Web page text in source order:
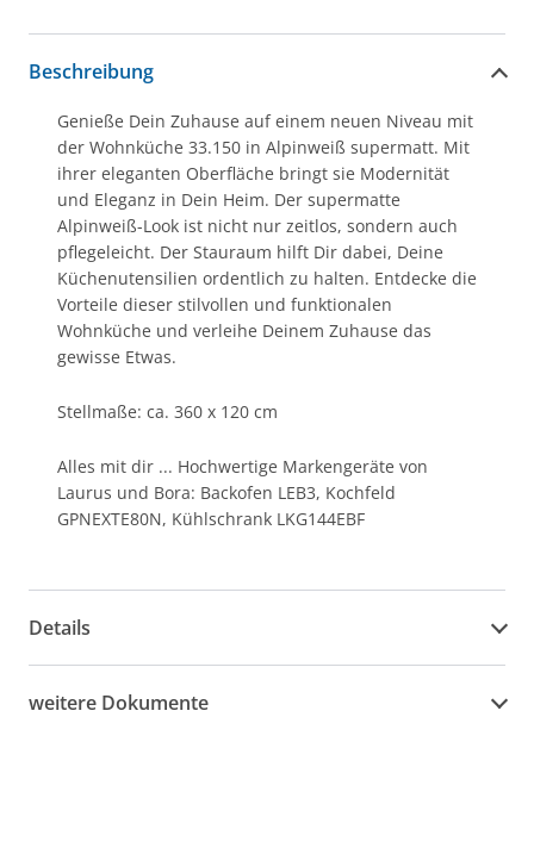
Beschreibung
Genieße Dein Zuhause auf einem neuen Niveau mit
der Wohnküche 33.150 in Alpinweiß supermatt. Mit
ihrer eleganten Oberfläche bringt sie Modernität
und Eleganz in Dein Heim. Der supermatte
Alpinweiß-Look ist nicht nur zeitlos, sondern auch
pflegeleicht. Der Stauraum hilft Dir dabei, Deine
Küchenutensilien ordentlich zu halten. Entdecke die
Vorteile dieser stilvollen und funktionalen
Wohnküche und verleihe Deinem Zuhause das
gewisse Etwas.
Stellmaße: ca. 360 x 120 cm
Alles mit dir ... Hochwertige Markengeräte von
Laurus und Bora: Backofen LEB3, Kochfeld
GPNEXTE80N, Kühlschrank LKG144EBF
Details
weitere Dokumente